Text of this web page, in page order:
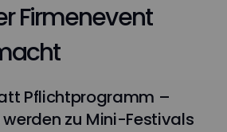
Firmenevent
Pflichtprogramm –
zu Mini-Festivals